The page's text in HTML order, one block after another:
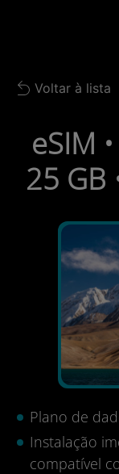
Back to list
Voltar à lista
eSIM
25 GB
Plano de
Instalação
compatível